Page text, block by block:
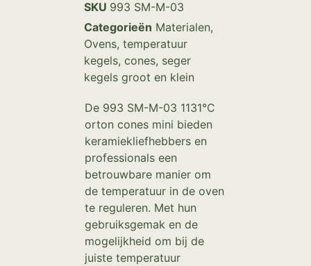
SKU 993 SM-M-03
Categorieën Materialen,
Ovens, temperatuur
kegels, cones, seger
kegels groot en klein
De 993 SM-M-03 1131°C
orton cones mini bieden
keramiekliefhebbers en
professionals een
betrouwbare manier om
de temperatuur in de oven
te reguleren. Met hun
gebruiksgemak en de
mogelijkheid om bij de
juiste temperatuur